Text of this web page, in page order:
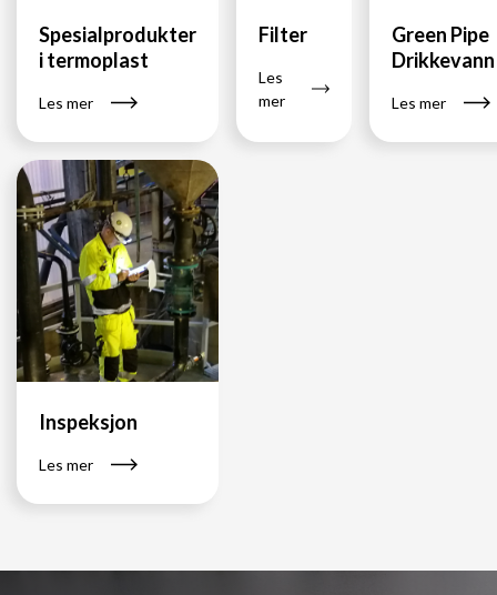
Spesialprodukter
i termoplast
Les mer
Filter
Les
mer
Green Pipe
Drikkevann
Les mer
Inspeksjon
Les mer